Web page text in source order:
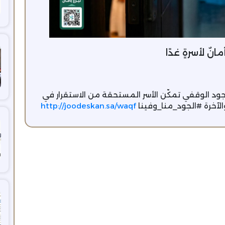
لأسرةٍ غدًا
الوقفي تمكّن الأسر المستحقة من الاستقرار في
#الجود_منا_وفينا http://joodeskan.sa/waqf